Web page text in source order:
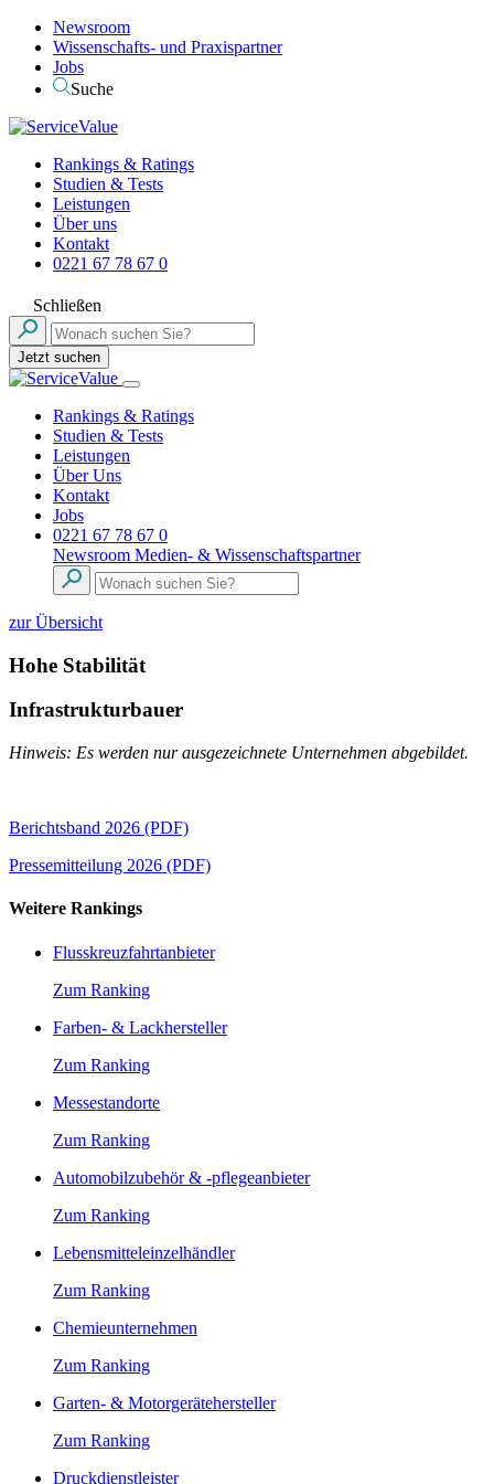
Newsroom
Wissenschafts- und Praxispartner
Jobs
Suche
Rankings & Ratings
Studien & Tests
Leistungen
Über uns
Kontakt
0221 67 78 67 0
Schließen
Jetzt suchen
Rankings & Ratings
Studien & Tests
Leistungen
Über Uns
Kontakt
Jobs
0221 67 78 67 0
Newsroom Medien- & Wissenschaftspartner
zur Übersicht
Hohe Stabilität
Infrastrukturbauer
Hinweis: Es werden nur ausgezeichnete Unternehmen abgebildet.
Berichtsband 2026 (PDF)
Pressemitteilung 2026 (PDF)
Weitere Rankings
Flusskreuzfahrtanbieter
Zum Ranking
Farben- & Lackhersteller
Zum Ranking
Messestandorte
Zum Ranking
Automobilzubehör & -pflegeanbieter
Zum Ranking
Lebensmitteleinzelhändler
Zum Ranking
Chemieunternehmen
Zum Ranking
Garten- & Motorgerätehersteller
Zum Ranking
Druckdienstleister